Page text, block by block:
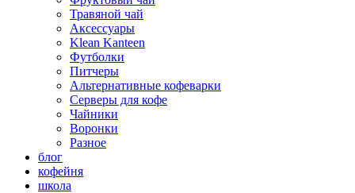
Травяной чай
Аксессуары
Klean Kanteen
Футболки
Питчеры
Альтернативные кофеварки
Серверы для кофе
Чайники
Воронки
Разное
блог
кофейня
школа